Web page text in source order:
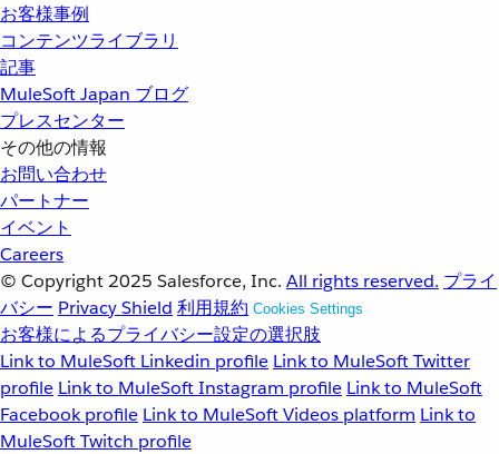
お客様事例
コンテンツライブラリ
記事
MuleSoft Japan ブログ
プレスセンター
その他の情報
お問い合わせ
パートナー
イベント
Careers
© Copyright 2025 Salesforce, Inc. All rights reserved. プライ
バシー Privacy Shield 利用規約 Cookies Settings
お客様によるプライバシー設定の選択肢
Link to MuleSoft Linkedin profile Link to MuleSoft Twitter
profile Link to MuleSoft Instagram profile Link to MuleSoft
Facebook profile Link to MuleSoft Videos platform Link to
MuleSoft Twitch profile